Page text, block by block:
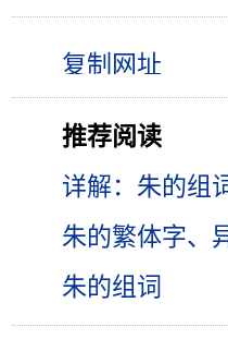
推荐阅读
详解：朱的组
朱的繁体字、
朱的组词